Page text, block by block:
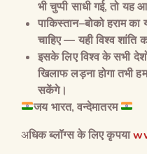
भी चुप्पी साधी गई,तो यह
पाकिस्तान–बोको हराम
चाहिए— यही विश्व शांति
इसके लिए विश्व के सभी
खिलाफ लड़ना होगा तभी
सकेंगे।
जय भारत,वन्देमातरम
अधिक ब्लॉग्स के लिए कृपया